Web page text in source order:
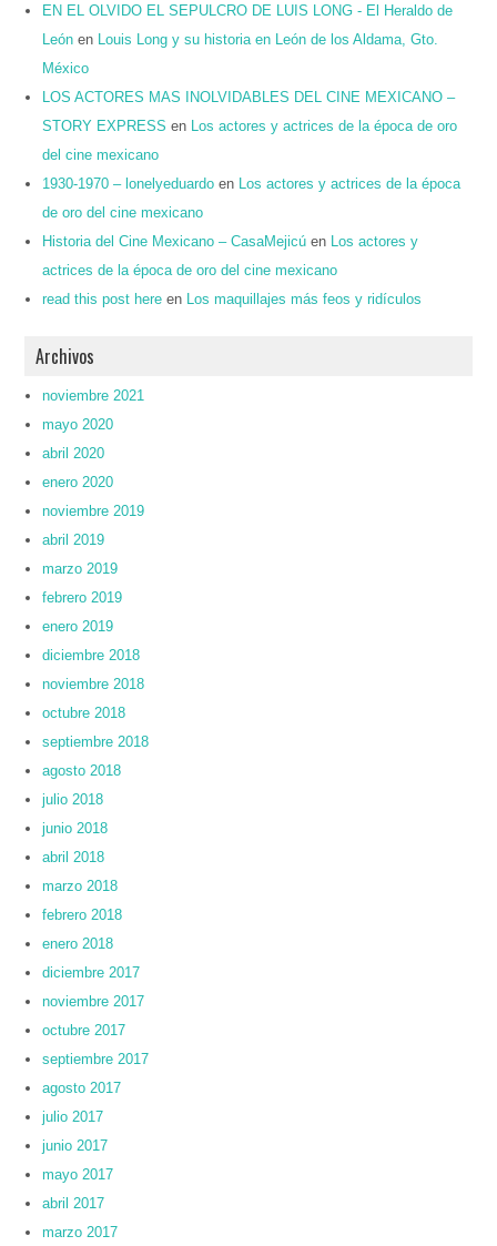
EN EL OLVIDO EL SEPULCRO DE LUIS LONG - El Heraldo de
León en
Louis Long y su historia en León de los Aldama, Gto.
México
LOS ACTORES MAS INOLVIDABLES DEL CINE MEXICANO –
STORY EXPRESS en
Los actores y actrices de la época de oro
del cine mexicano
1930-1970 – lonelyeduardo en
Los actores y actrices de la época
de oro del cine mexicano
Historia del Cine Mexicano – CasaMejicú en
Los actores y
actrices de la época de oro del cine mexicano
read this post here en Los maquillajes más feos y ridículos
Archivos
noviembre 2021
mayo 2020
abril 2020
enero 2020
noviembre 2019
abril 2019
marzo 2019
febrero 2019
enero 2019
diciembre 2018
noviembre 2018
octubre 2018
septiembre 2018
agosto 2018
julio 2018
junio 2018
abril 2018
marzo 2018
febrero 2018
enero 2018
diciembre 2017
noviembre 2017
octubre 2017
septiembre 2017
agosto 2017
julio 2017
junio 2017
mayo 2017
abril 2017
marzo 2017